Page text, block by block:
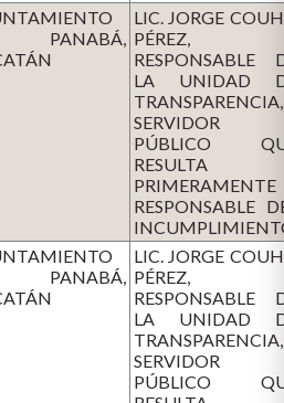
PANABÁ,
LIC. JORGE
PÉREZ,
RESPONSABLE
LA UNIDAD
TRANSPARENCIA,
SERVIDOR
PÚBLICO
RESULTA
PRIMERAMENTE
RESPONSABLE
PANABÁ,
LIC. JORGE
PÉREZ,
RESPONSABLE
LA UNIDAD
TRANSPARENCIA,
SERVIDOR
PÚBLICO